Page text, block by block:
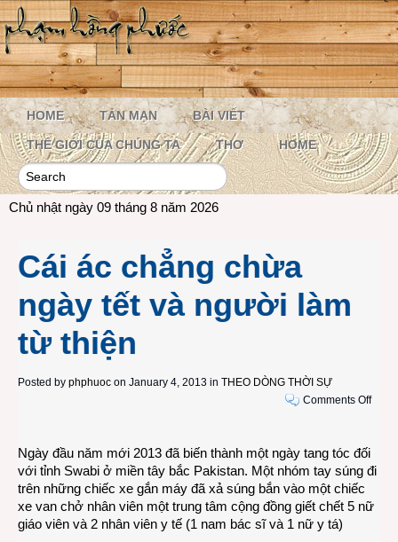
HOME TẢN MẠN BÀI VIẾT
THẾ GIỚI CỦA CHÚNG TA THƠ HOME
Chủ nhật ngày 09 tháng 8 năm 2026
Cái ác chẳng chừa
ngày tết và người làm
từ thiện
Posted by phphuoc on January 4, 2013 in THEO DÒNG THỜI SỰ
Comments Offon
chừa
tết
Ngày đầu năm mới 2013 đã biến thành một ngày tang tóc đối
với tỉnh Swabi ở miền tây bắc Pakistan. Một nhóm tay súng đi
trên những chiếc xe gắn máy đã xả súng bắn vào một chiếc
xe van chở nhân viên một trung tâm cộng đồng giết chết 5 nữ
giáo viên và 2 nhân viên y tế (1 nam bác sĩ và 1 nữ y tá)